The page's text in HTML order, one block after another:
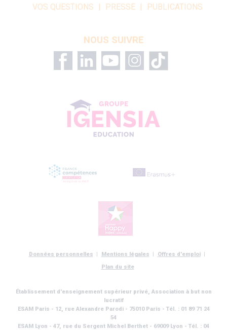
VOS QUESTIONS PRESSE PUBLICATIONS
NOUS SUIVRE
Données personnelles Mentions légales
Offres d'emploi
Plan du site
Établissement d'enseignement supérieur privé, Association à but non
lucratif
ESAM Paris - 12, rue Alexandre Parodi - 75010 Paris - Tél. : 01 89 71 24
54
ESAM Lyon - 47, rue du Sergent Michel Berthet - 69009 Lyon - Tél. : 04